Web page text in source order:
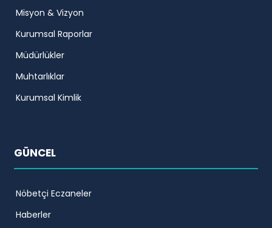
Misyon & Vizyon
Kurumsal Raporlar
Müdürlükler
Muhtarlıklar
Kurumsal Kimlik
GÜNCEL
Nöbetçi Eczaneler
Haberler